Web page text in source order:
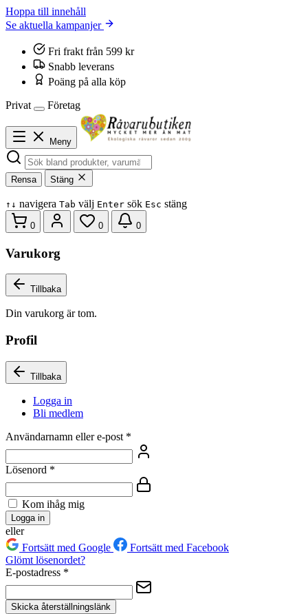
Hoppa till innehåll
Se aktuella kampanjer
Fri frakt från 599 kr
Snabb leverans
Poäng på alla köp
Privat
Företag
Meny
Rensa Stäng
↑ ↓ navigera Tab välj Enter sök Esc stäng
0 0 0
Varukorg
Tillbaka
Din varukorg är tom.
Profil
Tillbaka
Logga in
Bli medlem
Användarnamn eller e-post *
Lösenord *
Kom ihåg mig
Logga in
eller
Fortsätt med Google
Fortsätt med Facebook
Glömt lösenordet?
E-postadress *
Skicka återställningslänk